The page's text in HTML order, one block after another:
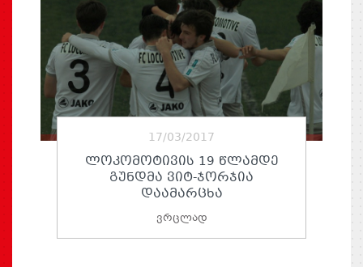
17/03/2017
ᲚᲝᲙᲝᲛᲝᲢᲘᲕᲘᲡ 19 ᲬᲚᲐᲛᲓᲔ
ᲒᲣᲜᲓᲛᲐ ᲕᲘᲢ-ᲯᲝᲠᲯᲘᲐ
ᲓᲐᲐᲛᲐᲠᲪᲮᲐ
ვრცლად